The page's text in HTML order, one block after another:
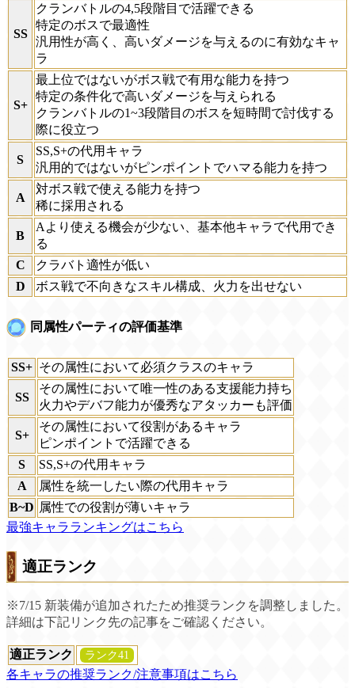
SS
クランバトルの4,5段階目で活躍できる
特定のボスで最適性
汎用性が高く、高いダメージを与えるのに有効なキャ
ラ
S+
最上位ではないがボス戦で有用な能力を持つ
特定の条件化で高いダメージを与えられる
クランバトルの1~3段階目のボスを短時間で討伐する
際に役立つ
S
SS,S+の代用キャラ
汎用的ではないがピンポイントでハマる能力を持つ
A
対ボス戦で使える能力を持つ
稀に採用される
B
Aより使える機会が少ない、基本他キャラで代用でき
る
C
クラバト適性が低い
D
ボス戦で不向きなスキル構成、火力を出せない
同属性パーティの評価基準
SS+ その属性において必須クラスのキャラ
SS
その属性において唯一性のある支援能力持ち
火力やデバフ能力が優秀なアタッカーも評価
S+
その属性において役割があるキャラ
ピンポイントで活躍できる
S
SS,S+の代用キャラ
A
属性を統一したい際の代用キャラ
B~D 属性での役割が薄いキャラ
最強キャラランキングはこちら
適正ランク
※7/15 新装備が追加されたため推奨ランクを調整しました。
詳細は下記リンク先の記事をご確認ください。
適正ランク ランク41
各キャラの推奨ランク/注意事項はこちら